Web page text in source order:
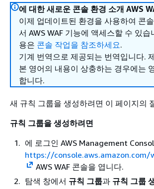
에 대한 새로운 콘솔 환경 소개 AWS
이제 업데이트된 환경을 사용하여 콘
서 AWS WAF 기능에 액세스할 수 있습
용은 콘솔 작업을 참조하세요.
기계 번역으로 제공되는 번역입니다.
본 영어의 내용이 상충하는 경우에는
합니다.
새 규칙 그룹을 생성하려면 이 페이지의
규칙 그룹을 생성하려면
에 로그인 AWS Management
https://console.aws.amazon.com/
AWS WAF 콘솔을 엽니다.
탐색 창에서 규칙 그룹과 규칙 그룹